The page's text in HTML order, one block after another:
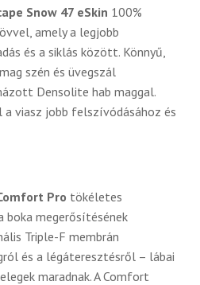
Snow 47 eSkin 100%
amely a legjobb
és a siklás között. Könnyű,
szén és üvegszál
Densolite hab maggal.
a viasz jobb felszívódásához és
Comfort Pro tökéletes
megerősítésének
Triple-F membrán
és a légáteresztésről – lábai
maradnak. A Comfort